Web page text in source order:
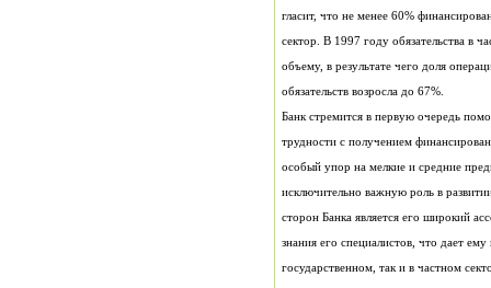
обязательств возросла до 67%.